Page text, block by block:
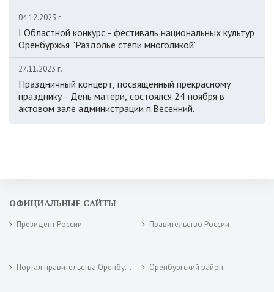
04.12.2023 г.
I Областной конкурс - фестиваль национальных культур
Оренбуржья "Раздолье степи многоликой"
27.11.2023 г.
Праздничный концерт, посвящённый прекрасному
празднику - День матери, состоялся 24 ноября в
актовом зале администрации п.Весенний.
ОФИЦИАЛЬНЫЕ САЙТЫ
Президент России Правительство России
Портал правительства Оренбургской области Оренбургский район